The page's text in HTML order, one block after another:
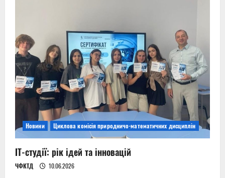
Новини Циклова комісія природничо-математичних дисциплін
ІТ-студії: рік ідей та інновацій
ЧФКТД 10.06.2026